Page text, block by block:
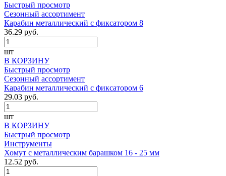
Быстрый просмотр
Сезонный ассортимент
Карабин металлический с фиксатором 8
36.29 руб.
шт
В КОРЗИНУ
Быстрый просмотр
Сезонный ассортимент
Карабин металлический с фиксатором 6
29.03 руб.
шт
В КОРЗИНУ
Быстрый просмотр
Инструменты
Хомут с металлическим барашком 16 - 25 мм
12.52 руб.